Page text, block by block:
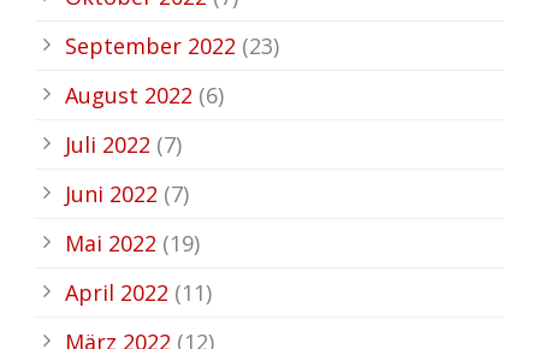
September 2022 (23)
August 2022 (6)
Juli 2022 (7)
Juni 2022 (7)
Mai 2022 (19)
April 2022 (11)
März 2022 (12)